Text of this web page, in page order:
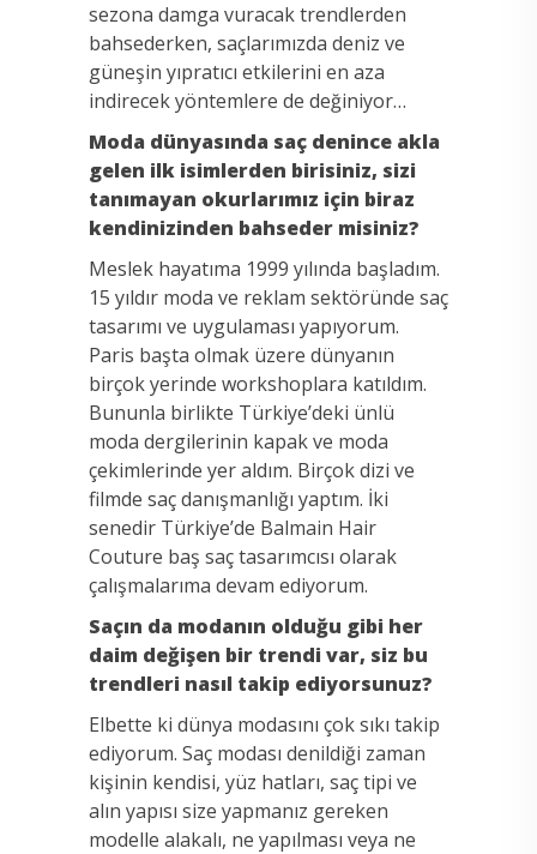
sezona damga vuracak trendlerden
bahsederken, saçlarımızda deniz ve
güneşin yıpratıcı etkilerini en aza
indirecek yöntemlere de değiniyor…
Moda dünyasında saç denince akla
gelen ilk isimlerden birisiniz, sizi
tanımayan okurlarımız için biraz
kendinizinden bahseder misiniz?
Meslek hayatıma 1999 yılında başladım.
15 yıldır moda ve reklam sektöründe saç
tasarımı ve uygulaması yapıyorum.
Paris başta olmak üzere dünyanın
birçok yerinde workshoplara katıldım.
Bununla birlikte Türkiye’deki ünlü
moda dergilerinin kapak ve moda
çekimlerinde yer aldım. Birçok dizi ve
filmde saç danışmanlığı yaptım. İki
senedir Türkiye’de Balmain Hair
Couture baş saç tasarımcısı olarak
çalışmalarıma devam ediyorum.
Saçın da modanın olduğu gibi her
daim değişen bir trendi var, siz bu
trendleri nasıl takip ediyorsunuz?
Elbette ki dünya modasını çok sıkı takip
ediyorum. Saç modası denildiği zaman
kişinin kendisi, yüz hatları, saç tipi ve
alın yapısı size yapmanız gereken
modelle alakalı, ne yapılması veya ne